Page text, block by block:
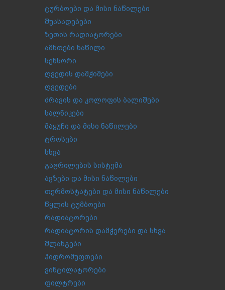
ტურბოები და მისი ნაწილები
შუასადებები
ზეთის რადიატორები
ამნთები ნაწილი
სენსორი
ღვედის დამჭიმები
ღვედები
ძრავის და კოლოფის ბალიშები
სალნიკები
მაყუჩი და მისი ნაწილები
ტროსები
სხვა
გაგრილების სისტემა
ავზები და მისი ნაწილები
თერმოსტატები და მისი ნაწილები
წყლის ტუმბოები
რადიატორები
რადიატორის დამჭერები და სხვა
შლანგები
ჰიდრომუფთები
ვინტილატორები
ფილტრები